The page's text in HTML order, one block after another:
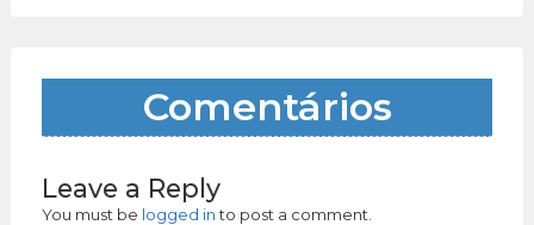
Comentários
Leave a Reply
You must be logged into post a comment.